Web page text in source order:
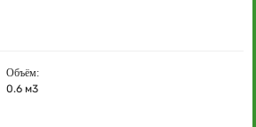
Объём:
0.6 м3